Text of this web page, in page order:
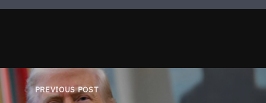
PREVIOUS POST